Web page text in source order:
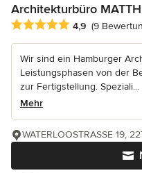
Architekturbüro
Durchschnittliche
4,9 (9
Wir sind ein Hamburger
Leistungsphasen von der
zur Fertigstellung. Speziali...
Mehr
WATERLOOSTRASSE 19,